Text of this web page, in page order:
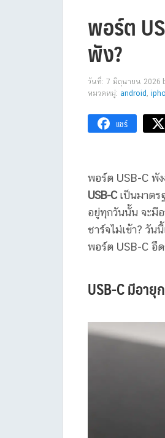
พอร์ต
พัง?
วันที่: 7 มิถุนายน 2026
หมวดหมู่: android ,
แชร์
พอร์ต USB-C พั
USB-Cเป็นมาตร
อยู่ทุกวันนั้น จะมี
ชาร์จไม่เข้า? วัน
พอร์ต USB-C อึ
USB-C มีอายุ